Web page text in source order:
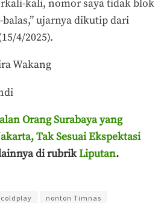
kali, nomor saya tidak blok
ujarnya dikutip dari
4/2025).
Wakang
Orang Surabaya yang
Tak Sesuai Ekspektasi
di rubrikLiputan.
nonton Timnas